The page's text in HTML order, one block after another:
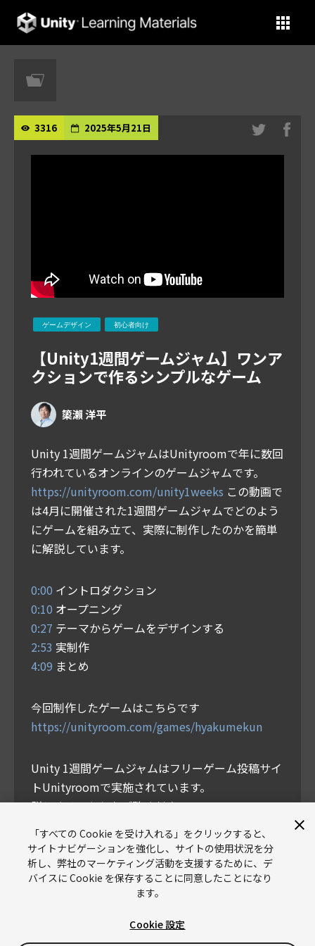
Unity Learning Materials
3316 2025年5月21日
ゲームデザイン 初心者向け
【Unity1週間ゲームジャム】ワンア
クションで作るシンプルなゲーム
𥱋瀨 洋平
Unity 1週間ゲームジャムはUnityroomで年に数回
行われているオンラインのゲームジャムです。
https://unityroom.com/unity1weeks この動画で
は4月に開催された1週間ゲームジャムでどのよう
にゲームを組み立て、実際に制作したのかを簡単
に解説しています。
0:00 イントロダクション
0:10 オープニング
0:27 テーマからゲームをデザインする
2:53 実制作
4:09 まとめ
今回制作したゲームはこちらです
https://unityroom.com/games/hyakumekun
Unity 1週間ゲームジャムはフリーゲーム投稿サイ
トUnityroomで実施されています。
詳しくはこちらをご覧ください。
https://unityroom.com/unity1weeks
Unity
「すべての Cookie を受け入れる」をクリックすると、
サイトナビゲーションを強化し、サイトの使用状況を分
析し、弊社のマーケティング活動を支援するために、デ
バイスに Cookie を保存することに同意したことになり
ます。
Cookie 設定